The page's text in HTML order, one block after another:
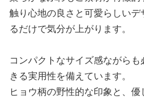
触り心地の良さと可愛らしい
るだけで気分が上がります。
コンパクトなサイズ感ながら
きる実用性を備えています。
ヒョウ柄の野性的な印象と、